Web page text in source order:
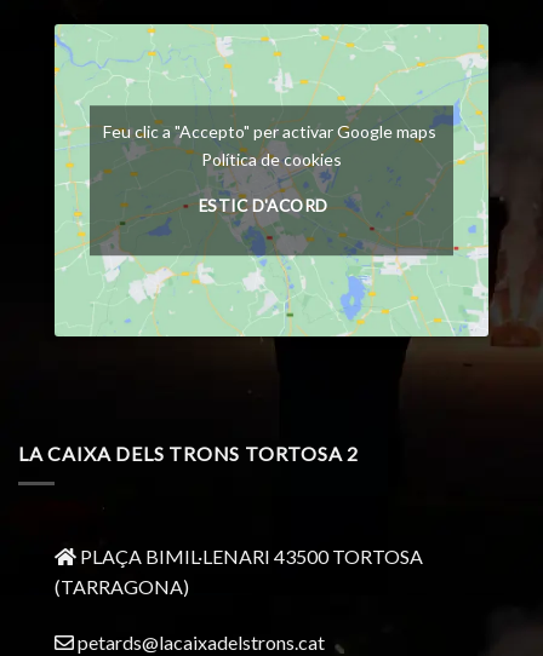
Feu clic a "Accepto" per activar Google maps
Política de cookies
ESTIC D'ACORD
LA CAIXA DELS TRONS TORTOSA 2
PLAÇA BIMIL·LENARI 43500 TORTOSA
(TARRAGONA)
petards@lacaixadelstrons.cat